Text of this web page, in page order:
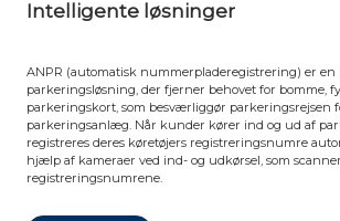
Intelligente løsninger
ANPR (automatisk nummerpladeregistrering) er en
parkeringsløsning, der fjerner behovet for bomme,
parkeringskort, som besværliggør parkeringsrejsen
parkeringsanlæg. Når kunder kører ind og ud af
registreres deres køretøjers registreringsnumre
hjælp af kameraer ved ind- og udkørsel, som scanner
registreringsnumrene.